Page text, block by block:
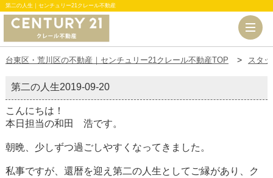
第二の人生｜センチュリー21クレール不動産
台東区・荒川区の不動産｜センチュリー21クレール不動産TOP スタ
第二の人生2019-09-20
こんにちは！
本日担当の和田 浩です。
朝晩、少しずつ過ごしやすくなってきました。
私事ですが、還暦を迎え第二の人生としてご縁があり、ク